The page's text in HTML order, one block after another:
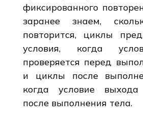
фиксированного
заранее знаем,
повторится, циклы
условия, когда
проверяется перед
и циклы после
когда условие выхода
после выполнения тела.